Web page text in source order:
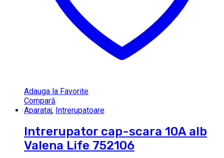
Adauga la Favorite
Compară
Aparataj, Intrerupatoare
Intrerupator cap-scara 10A alb
Valena Life 752106